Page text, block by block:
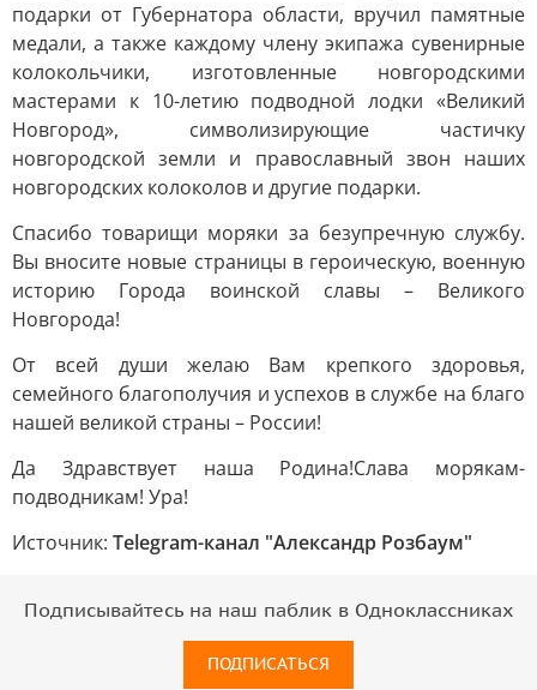
подарки от Губернатора области, вручил памятные
медали, а также каждому члену экипажа сувенирные
колокольчики, изготовленные новгородскими
мастерами к 10-летию подводной лодки «Великий
Новгород», символизирующие частичку
новгородской земли и православный звон наших
новгородских колоколов и другие подарки.
Спасибо товарищи моряки за безупречную службу.
Вы вносите новые страницы в героическую, военную
историю Города воинской славы – Великого
Новгорода!
От всей души желаю Вам крепкого здоровья,
семейного благополучия и успехов в службе на благо
нашей великой страны – России!
Да Здравствует наша Родина!Слава морякам-
подводникам! Ура!
Источник: Telegram-канал "Александр Розбаум"
Подписывайтесь на наш паблик в Одноклассниках
ПОДПИСАТЬСЯ